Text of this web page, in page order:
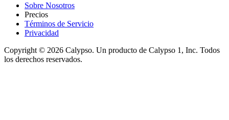
Sobre Nosotros
Precios
Términos de Servicio
Privacidad
Copyright © 2026 Calypso. Un producto de Calypso 1, Inc. Todos
los derechos reservados.